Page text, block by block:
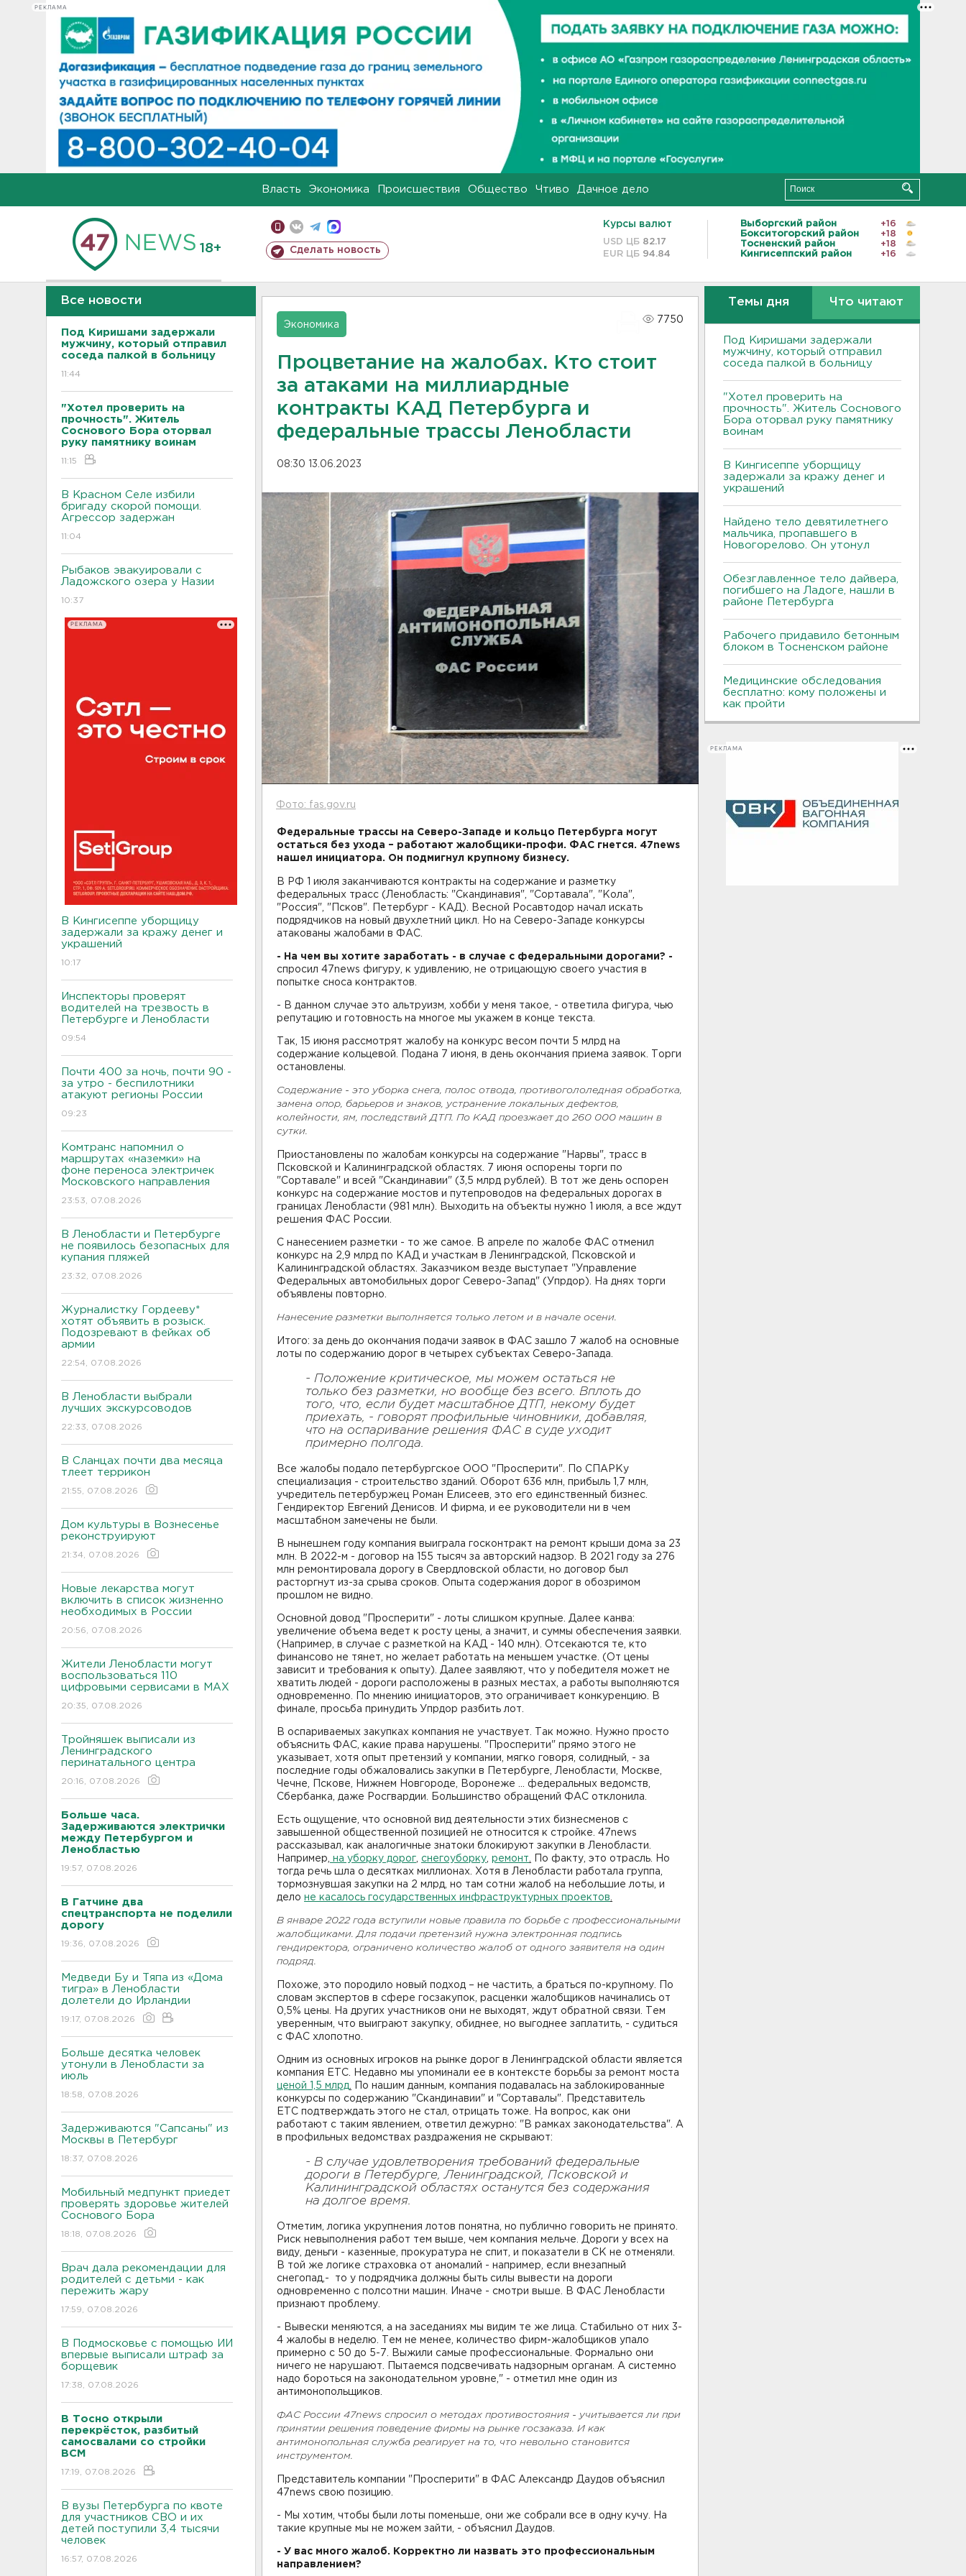
РЕКЛАМА
Власть Экономика Происшествия Общество Чтиво Дачное дело
18+ Сделать новость
Курсы валют
USD ЦБ 82.17
EUR ЦБ 94.84
Выборгский район
+16
Бокситогорский район
+18
Тосненский район
+18
Кингисеппский район
+16
Все новости
Под Киришами задержали
мужчину, который отправил
соседа палкой в больницу
11:44
"Хотел проверить на
прочность". Житель
Соснового Бора оторвал
руку памятнику воинам
11:15
В Красном Селе избили
бригаду скорой помощи.
Агрессор задержан
11:04
Рыбаков эвакуировали с
Ладожского озера у Назии
10:37
РЕКЛАМА
В Кингисеппе уборщицу
задержали за кражу денег и
украшений
10:17
Инспекторы проверят
водителей на трезвость в
Петербурге и Ленобласти
09:54
Почти 400 за ночь, почти 90 -
за утро - беспилотники
атакуют регионы России
09:23
Комтранс напомнил о
маршрутах «наземки» на
фоне переноса электричек
Московского направления
23:53, 07.08.2026
В Ленобласти и Петербурге
не появилось безопасных для
купания пляжей
23:32, 07.08.2026
Журналистку Гордееву*
хотят объявить в розыск.
Подозревают в фейках об
армии
22:54, 07.08.2026
В Ленобласти выбрали
лучших экскурсоводов
22:33, 07.08.2026
В Сланцах почти два месяца
тлеет террикон
21:55, 07.08.2026
Дом культуры в Вознесенье
реконструируют
21:34, 07.08.2026
Новые лекарства могут
включить в список жизненно
необходимых в России
20:56, 07.08.2026
Жители Ленобласти могут
воспользоваться 110
цифровыми сервисами в МАХ
20:35, 07.08.2026
Тройняшек выписали из
Ленинградского
перинатального центра
20:16, 07.08.2026
Больше часа.
Задерживаются электрички
между Петербургом и
Ленобластью
19:57, 07.08.2026
В Гатчине два
спецтранспорта не поделили
дорогу
19:36, 07.08.2026
Медведи Бу и Тяпа из «Дома
тигра» в Ленобласти
долетели до Ирландии
19:17, 07.08.2026
Больше десятка человек
утонули в Ленобласти за
июль
18:58, 07.08.2026
Задерживаются "Сапсаны" из
Москвы в Петербург
18:37, 07.08.2026
Мобильный медпункт приедет
проверять здоровье жителей
Соснового Бора
18:18, 07.08.2026
Врач дала рекомендации для
родителей с детьми - как
пережить жару
17:59, 07.08.2026
В Подмосковье с помощью ИИ
впервые выписали штраф за
борщевик
17:38, 07.08.2026
В Тосно открыли
перекрёсток, разбитый
самосвалами со стройки
ВСМ
17:19, 07.08.2026
В вузы Петербурга по квоте
для участников СВО и их
детей поступили 3,4 тысячи
человек
16:57, 07.08.2026
Экономика
7750
Процветание на жалобах. Кто стоит
за атаками на миллиардные
контракты КАД Петербурга и
федеральные трассы Ленобласти
08:30 13.06.2023
Фото: fas.gov.ru
Федеральные трассы на Северо-Западе и кольцо Петербурга могут
остаться без ухода – работают жалобщики-профи. ФАС гнется. 47news
нашел инициатора. Он подмигнул крупному бизнесу.
В РФ 1 июля заканчиваются контракты на содержание и разметку
федеральных трасс (Ленобласть: "Скандинавия", "Сортавала", "Кола",
"Россия", "Псков". Петербург - КАД). Весной Росавтодор начал искать
подрядчиков на новый двухлетний цикл. Но на Северо-Западе конкурсы
атакованы жалобами в ФАС.
- На чем вы хотите заработать - в случае с федеральными дорогами? -
спросил 47news фигуру, к удивлению, не отрицающую своего участия в
попытке сноса контрактов.
- В данном случае это альтруизм, хобби у меня такое, - ответила фигура, чью
репутацию и готовность на многое мы укажем в конце текста.
Так, 15 июня рассмотрят жалобу на конкурс весом почти 5 млрд на
содержание кольцевой. Подана 7 июня, в день окончания приема заявок. Торги
остановлены.
Содержание - это уборка снега, полос отвода, противогололедная обработка,
замена опор, барьеров и знаков, устранение локальных дефектов,
колейности, ям, последствий ДТП. По КАД проезжает до 260 000 машин в
сутки.
Приостановлены по жалобам конкурсы на содержание "Нарвы", трасс в
Псковской и Калининградской областях. 7 июня оспорены торги по
"Сортавале" и всей "Скандинавии" (3,5 млрд рублей). В тот же день оспорен
конкурс на содержание мостов и путепроводов на федеральных дорогах в
границах Ленобласти (981 млн). Выходить на объекты нужно 1 июля, а все ждут
решения ФАС России.
С нанесением разметки - то же самое. В апреле по жалобе ФАС отменил
конкурс на 2,9 млрд по КАД и участкам в Ленинградской, Псковской и
Калининградской областях. Заказчиком везде выступает "Управление
Федеральных автомобильных дорог Северо-Запад" (Упрдор). На днях торги
объявлены повторно.
Нанесение разметки выполняется только летом и в начале осени.
Итого: за день до окончания подачи заявок в ФАС зашло 7 жалоб на основные
лоты по содержанию дорог в четырех субъектах Северо-Запада.
- Положение критическое, мы можем остаться не
только без разметки, но вообще без всего. Вплоть до
того, что, если будет масштабное ДТП, некому будет
приехать, - говорят профильные чиновники, добавляя,
что на оспаривание решения ФАС в суде уходит
примерно полгода.
Все жалобы подало петербургское ООО "Просперити". По СПАРКу
специализация - строительство зданий. Оборот 636 млн, прибыль 1,7 млн,
учредитель петербуржец Роман Елисеев, это его единственный бизнес.
Гендиректор Евгений Денисов. И фирма, и ее руководители ни в чем
масштабном замечены не были.
В нынешнем году компания выиграла госконтракт на ремонт крыши дома за 23
млн. В 2022-м - договор на 155 тысяч за авторский надзор. В 2021 году за 276
млн ремонтировала дорогу в Свердловской области, но договор был
расторгнут из-за срыва сроков. Опыта содержания дорог в обозримом
прошлом не видно.
Основной довод "Просперити" - лоты слишком крупные. Далее канва:
увеличение объема ведет к росту цены, а значит, и суммы обеспечения заявки.
(Например, в случае с разметкой на КАД - 140 млн). Отсекаются те, кто
финансово не тянет, но желает работать на меньшем участке. (От цены
зависит и требования к опыту). Далее заявляют, что у победителя может не
хватить людей - дороги расположены в разных местах, а работы выполняются
одновременно. По мнению инициаторов, это ограничивает конкуренцию. В
финале, просьба принудить Упрдор разбить лот.
В оспариваемых закупках компания не участвует. Так можно. Нужно просто
объяснить ФАС, какие права нарушены. "Просперити" прямо этого не
указывает, хотя опыт претензий у компании, мягко говоря, солидный, - за
последние годы обжаловались закупки в Петербурге, Ленобласти, Москве,
Чечне, Пскове, Нижнем Новгороде, Воронеже ... федеральных ведомств,
Сбербанка, даже Росгвардии. Большинство обращений ФАС отклонила.
Есть ощущение, что основной вид деятельности этих бизнесменов с
завышенной общественной позицией не относится к стройке. 47news
рассказывал, как аналогичные знатоки блокируют закупки в Ленобласти.
Например,
на уборку дорог снегоуборку ремонт
По факту, это отрасль. Но
тогда речь шла о десятках миллионах. Хотя в Ленобласти работала группа,
тормознувшая закупки на 2 млрд, но там сотни жалоб на небольшие лоты, и
дело не касалось государственных инфраструктурных проектов
В январе 2022 года вступили новые правила по борьбе с профессиональными
жалобщиками. Для подачи претензий нужна электронная подпись
гендиректора, ограничено количество жалоб от одного заявителя на один
подряд.
Похоже, это породило новый подход – не частить, а браться по-крупному. По
словам экспертов в сфере госзакупок, расценки жалобщиков начинались от
0,5% цены. На других участников они не выходят, ждут обратной связи. Тем
уверенным, что выиграют закупку, обиднее, но выгоднее заплатить, - судиться
с ФАС хлопотно.
Одним из основных игроков на рынке дорог в Ленинградской области является
компания ЕТС. Недавно мы упоминали ее в контексте борьбы за ремонт моста
ценой 1,5 млрд
По нашим данным, компания подавалась на заблокированные
конкурсы по содержанию "Скандинавии" и "Сортавалы". Представитель
ЕТС подтверждать этого не стал, отрицать тоже. На вопрос, как они
работают с таким явлением, ответил дежурно: "В рамках законодательства". А
в профильных ведомствах раздражения не скрывают:
- В случае удовлетворения требований федеральные
дороги в Петербурге, Ленинградской, Псковской и
Калининградской областях останутся без содержания
на долгое время.
Отметим, логика укрупнения лотов понятна, но публично говорить не принято.
Риск невыполнения работ тем выше, чем компания мельче. Дороги у всех на
виду, деньги - казенные, прокуратура не спит, и показатели в СК не отменяли.
В той же логике страховка от аномалий - например, если внезапный
снегопад,- то у подрядчика должны быть силы вывести на дороги
одновременно с полсотни машин. Иначе - смотри выше. В ФАС Ленобласти
признают проблему.
- Вывески меняются, а на заседаниях мы видим те же лица. Стабильно от них 3-
4 жалобы в неделю. Тем не менее, количество фирм-жалобщиков упало
примерно с 50 до 5-7. Выжили самые профессиональные. Формально они
ничего не нарушают. Пытаемся подсвечивать надзорным органам. А системно
надо бороться на законодательном уровне," - отметил мне один из
антимонопольщиков.
ФАС России 47news спросил о методах противостояния - учитывается ли при
принятии решения поведение фирмы на рынке госзаказа. И как
антимонопольная служба реагирует на то, что невольно становится
инструментом.
Представитель компании "Просперити" в ФАС Александр Даудов объяснил
47news свою позицию.
- Мы хотим, чтобы были лоты поменьше, они же собрали все в одну кучу. На
такие крупные мы не можем зайти, - объяснил Даудов.
- У вас много жалоб. Корректно ли назвать это профессиональным
направлением?
Темы дня Что читают
Под Киришами задержали
мужчину, который отправил
соседа палкой в больницу
"Хотел проверить на
прочность". Житель Соснового
Бора оторвал руку памятнику
воинам
В Кингисеппе уборщицу
задержали за кражу денег и
украшений
Найдено тело девятилетнего
мальчика, пропавшего в
Новогорелово. Он утонул
Обезглавленное тело дайвера,
погибшего на Ладоге, нашли в
районе Петербурга
Рабочего придавило бетонным
блоком в Тосненском районе
Медицинские обследования
бесплатно: кому положены и
как пройти
РЕКЛАМА